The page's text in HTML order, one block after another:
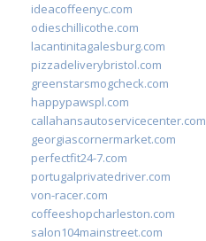
ideacoffeenyc.com
odieschillicothe.com
lacantinitagalesburg.com
pizzadeliverybristol.com
greenstarsmogcheck.com
happypawspl.com
callahansautoservicecenter.com
georgiascornermarket.com
perfectfit24-7.com
portugalprivatedriver.com
von-racer.com
coffeeshopcharleston.com
salon104mainstreet.com